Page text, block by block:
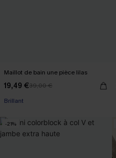
Maillot de bain une pièce lilas
19,49 €39,00 €
Brillant
-21%